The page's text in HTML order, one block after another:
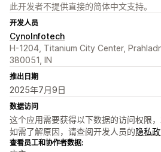
此开发者不提供直接的简体中文支持。
开发人员
CynoInfotech
H-1204, Titanium City Center,
380051, IN
推出日期
2025年7月9日
数据访问
这个应用需要获得以下数据的访问权限，
如需了解原因，请查阅开发人员的隐私
查看员工和协作者数据: